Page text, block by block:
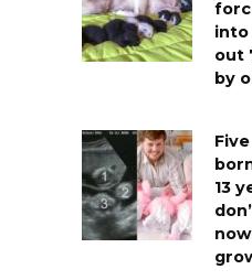
into
out
by
13